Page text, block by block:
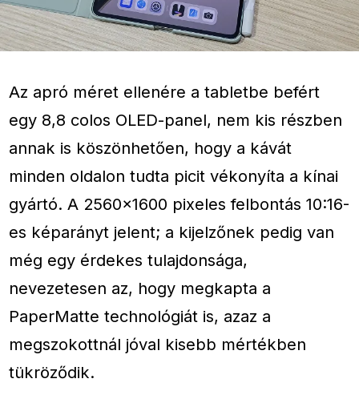
Az apró méret ellenére a tabletbe befért
egy 8,8 colos OLED-panel, nem kis részben
annak is köszönhetően, hogy a kávát
minden oldalon tudta picit vékonyíta a kínai
gyártó. A 2560×1600 pixeles felbontás 10:16-
es képarányt jelent; a kijelzőnek pedig van
még egy érdekes tulajdonsága,
nevezetesen az, hogy megkapta a
PaperMatte technológiát is, azaz a
megszokottnál jóval kisebb mértékben
tükröződik.